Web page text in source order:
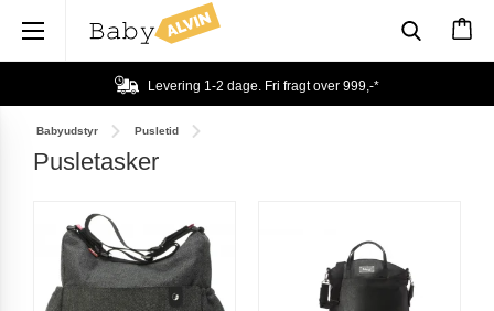
365 dages returret
Babyudstyr Pusletid
Pusletasker